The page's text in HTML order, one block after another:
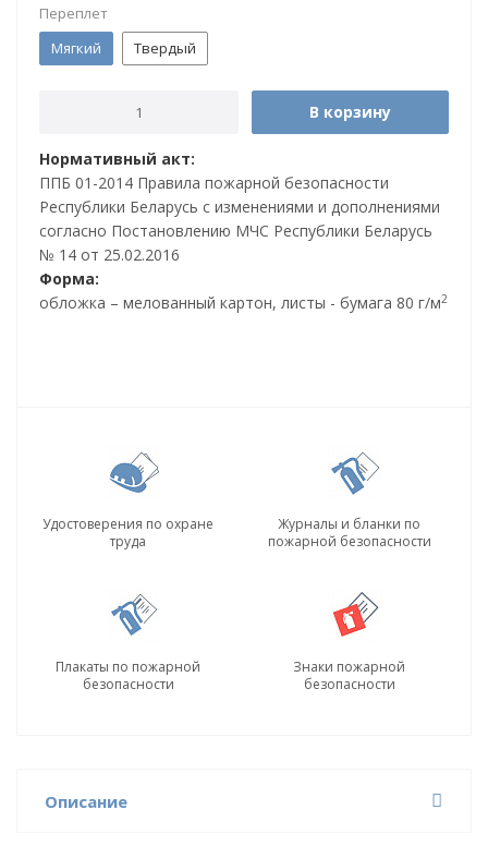
Переплет
Мягкий
Твердый
В корзину
Нормативный акт:
ППБ 01-2014 Правила пожарной безопасности
Республики Беларусь c изменениями и дополнениями
согласно Постановлению МЧС Республики Беларусь
№ 14 от 25.02.2016
Форма:
обложка – мелованный картон, листы - бумага 80 г/м2
Удостоверения по охране
труда
Журналы и бланки по
пожарной безопасности
Плакаты по пожарной
безопасности
Знаки пожарной
безопасности
Описание